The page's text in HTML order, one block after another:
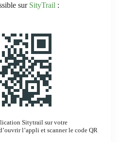
sur SityTrail :
Sitytrail sur votre
l’appli et scanner le code QR